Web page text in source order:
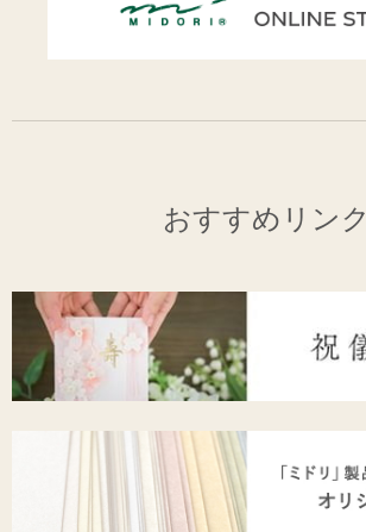
おすすめリンク